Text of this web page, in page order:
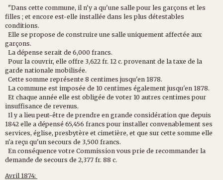
"Dans cette commune, il n'y a qu'une salle pour les garçons et les
filles ; et encore est-elle installée dans les plus détestables
conditions.
Elle se propose de construire une salle uniquement affectée aux
garçons.
La dépense serait de 6,000 francs.
Pour la couvrir, elle offre 3,622 fr. 12 c. provenant de la taxe de la
garde nationale mobilisée.
Cette somme représente 8 centimes jusqu'en 1878.
La commune est imposée de 10 centimes également jusqu'en 1878.
Et chaque année elle est obligée de voter 10 autres centimes pour
insuffisance de revenus.
Il y a lieu peut-être de prendre en grande considération que depuis
1842 elle a dépensé 65,456 francs pour installer convenablement ses
services, église, presbytère et cimetière, et que sur cette somme elle
n'a reçu qu'un secours de 3,500 francs.
En conséquence votre Commission vous prie de recommander la
demande de secours de 2,377 fr. 88 c.
Avril 1874: